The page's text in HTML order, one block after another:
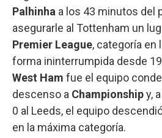
Palhinha a los 43 minutos del
asegurarle al Tottenham un
Premier League, categoría en
forma ininterrumpida desde
West Ham fue el equipo
descenso a Championshipy,
0 al Leeds, el equipo
en la máxima categoría.